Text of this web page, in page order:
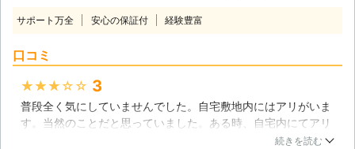
す。ぜひ、当社のシロアリ駆除、予防
の代わり、彼らは強靭な顎で木材を噛
み砕いて、自分達のエサを確保すると
ともに、格好の隠れ場所を作り出しま
サポート万全 安心の保証付 経験豊富
口コミ
★★★★★ 3
普段全く気にしていませんでした。自宅敷地内にはアリがいま
す。当然のことだと思っていました。ある時、自宅内にてアリ
を発見。あまり気にしていなかったのですが、珍しく羽根があ
続きを読む